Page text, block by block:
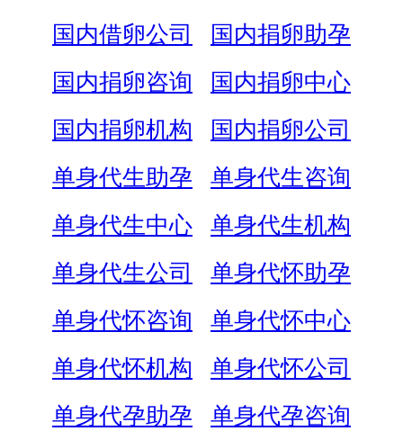
国内借卵公司
国内捐卵助孕
国内捐卵咨询
国内捐卵中心
国内捐卵机构
国内捐卵公司
单身代生助孕
单身代生咨询
单身代生中心
单身代生机构
单身代生公司
单身代怀助孕
单身代怀咨询
单身代怀中心
单身代怀机构
单身代怀公司
单身代孕助孕
单身代孕咨询